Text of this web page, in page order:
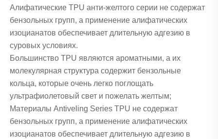
Алифатические TPU анти-желтого серии не содержат
бензольных групп, а применение алифатических
изоцианатов обеспечивает длительную адгезию в
суровых условиях.
Большинство TPU являются ароматными, а их
молекулярная структура содержит бензольные
кольца, которые очень легко поглощать
ультрафиолетовый свет и пожелать желтым;
Материалы Antiveling Series TPU не содержат
бензольных групп, а применение алифатических
изоцианатов обеспечивает длительную адгезию в